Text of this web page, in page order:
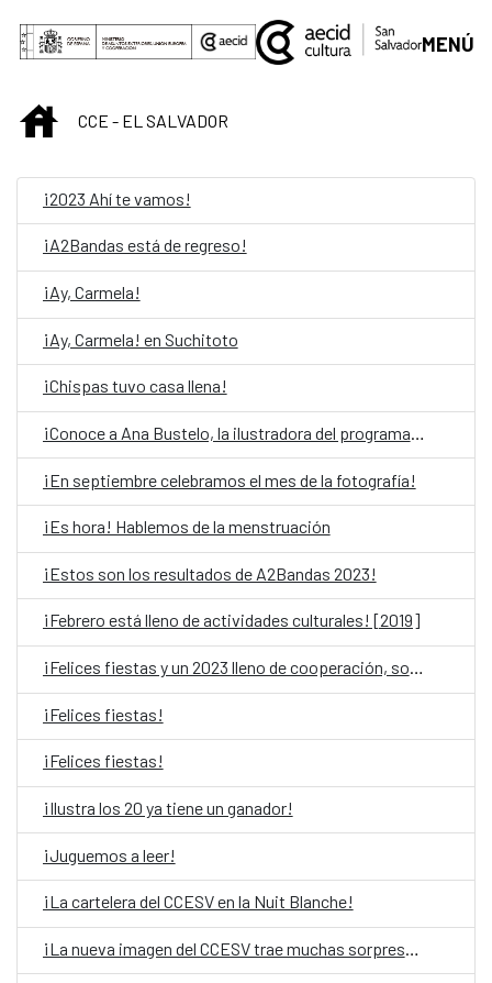
Skip to Main Content
MENÚ
INICIOCCE - EL SALVADOR
¡2023 Ahí te vamos!
¡A2Bandas está de regreso!
¡Ay, Carmela!
¡Ay, Carmela! en Suchitoto
¡Chispas tuvo casa llena!
¡Conoce a Ana Bustelo, la ilustradora del programa 2021!
¡En septiembre celebramos el mes de la fotografía!
¡Es hora! Hablemos de la menstruación
¡Estos son los resultados de A2Bandas 2023!
¡Febrero está lleno de actividades culturales! [2019]
¡Felices fiestas y un 2023 lleno de cooperación, solidaridad y cultura!
¡Felices fiestas!
¡Felices fiestas!
¡Ilustra los 20 ya tiene un ganador!
¡Juguemos a leer!
¡La cartelera del CCESV en la Nuit Blanche!